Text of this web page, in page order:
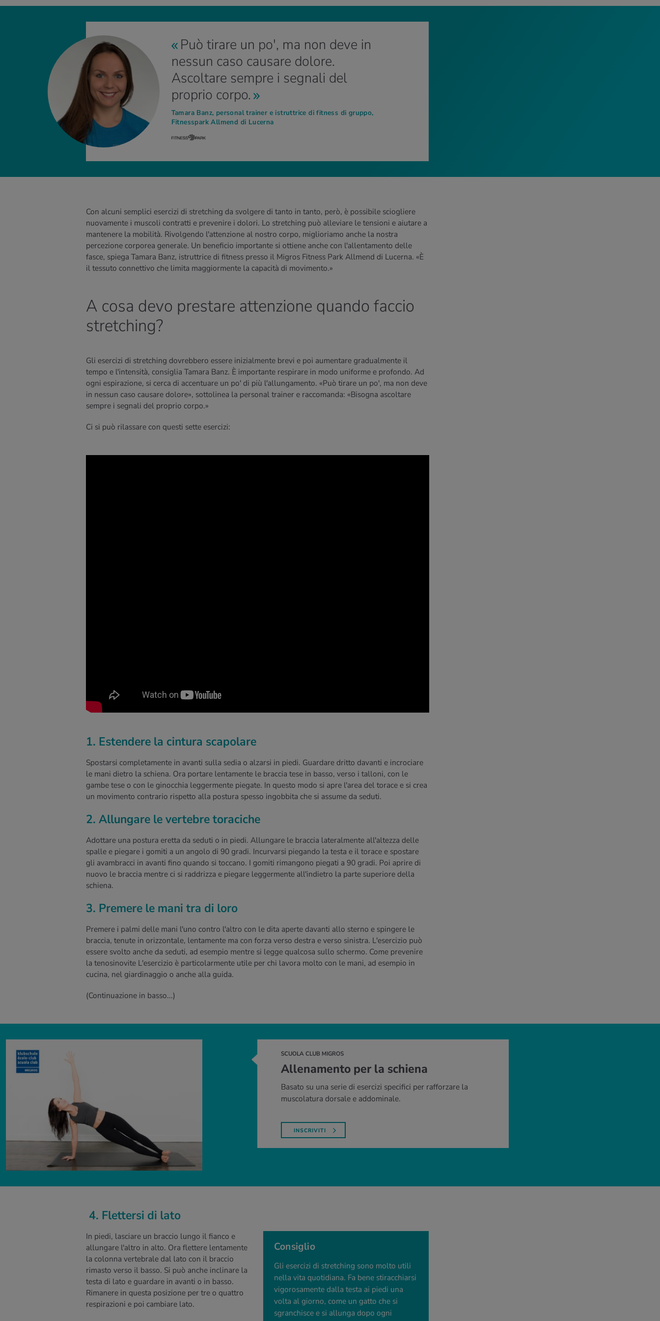
Può tirare un po', ma non deve in
nessun caso causare dolore.
Ascoltare sempre i segnali del
proprio corpo.
Tamara Banz, personal trainer e istruttrice di fitness di gruppo,
Fitnesspark Allmend di Lucerna
Con alcuni semplici esercizi di stretching da svolgere di tanto in tanto, però, è possibile sciogliere
nuovamente i muscoli contratti e prevenire i dolori. Lo stretching può alleviare le tensioni e aiutare a
mantenere la mobilità. Rivolgendo l'attenzione al nostro corpo, miglioriamo anche la nostra
percezione corporea generale. Un beneficio importante si ottiene anche con l'allentamento delle
fasce, spiega Tamara Banz, istruttrice di fitness presso il Migros Fitness Park Allmend di Lucerna. «È
il tessuto connettivo che limita maggiormente la capacità di movimento.»
A cosa devo prestare attenzione quando faccio
stretching?
Gli esercizi di stretching dovrebbero essere inizialmente brevi e poi aumentare gradualmente il
tempo e l'intensità, consiglia Tamara Banz. È importante respirare in modo uniforme e profondo. Ad
ogni espirazione, si cerca di accentuare un po' di più l'allungamento. «Può tirare un po', ma non deve
in nessun caso causare dolore», sottolinea la personal trainer e raccomanda: «Bisogna ascoltare
sempre i segnali del proprio corpo.»
Ci si può rilassare con questi sette esercizi:
1. Estendere la cintura scapolare
Spostarsi completamente in avanti sulla sedia o alzarsi in piedi. Guardare dritto davanti e incrociare
le mani dietro la schiena. Ora portare lentamente le braccia tese in basso, verso i talloni, con le
gambe tese o con le ginocchia leggermente piegate. In questo modo si apre l'area del torace e si crea
un movimento contrario rispetto alla postura spesso ingobbita che si assume da seduti.
2. Allungare le vertebre toraciche
Adottare una postura eretta da seduti o in piedi. Allungare le braccia lateralmente all'altezza delle
spalle e piegare i gomiti a un angolo di 90 gradi. Incurvarsi piegando la testa e il torace e spostare
gli avambracci in avanti fino quando si toccano. I gomiti rimangono piegati a 90 gradi. Poi aprire di
nuovo le braccia mentre ci si raddrizza e piegare leggermente all'indietro la parte superiore della
schiena.
3. Premere le mani tra di loro
Premere i palmi delle mani l'uno contro l'altro con le dita aperte davanti allo sterno e spingere le
braccia, tenute in orizzontale, lentamente ma con forza verso destra e verso sinistra. L'esercizio può
essere svolto anche da seduti, ad esempio mentre si legge qualcosa sullo schermo. Come prevenire
la tenosinovite L'esercizio è particolarmente utile per chi lavora molto con le mani, ad esempio in
cucina, nel giardinaggio o anche alla guida.
(Continuazione in basso...)
SCUOLA CLUB MIGROS
Allenamento per la schiena
Basato su una serie di esercizi specifici per rafforzare la
muscolatura dorsale e addominale.
INSCRIVITI
4. Flettersi di lato
Consiglio
Gli esercizi di stretching sono molto utili
nella vita quotidiana. Fa bene stiracchiarsi
vigorosamente dalla testa ai piedi una
volta al giorno, come un gatto che si
sgranchisce e si allunga dopo ogni
In piedi, lasciare un braccio lungo il fianco e
allungare l'altro in alto. Ora flettere lentamente
la colonna vertebrale dal lato con il braccio
rimasto verso il basso. Si può anche inclinare la
testa di lato e guardare in avanti o in basso.
Rimanere in questa posizione per tre o quattro
respirazioni e poi cambiare lato.